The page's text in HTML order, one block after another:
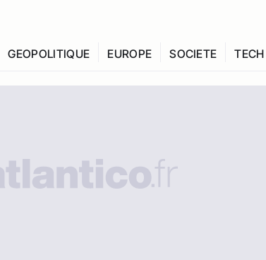
GEOPOLITIQUE EUROPE SOCIETE